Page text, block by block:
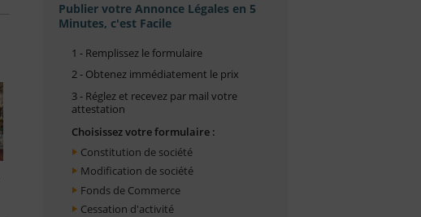
Publier votre Annonce Légales en 5
Minutes, c'est Facile
1 - Remplissez le formulaire
2 - Obtenez immédiatement le prix
3 - Réglez et recevez par mail votre
attestation
Choisissez votre formulaire :
Constitution de société
Modification de société
Fonds de Commerce
Cessation d'activité